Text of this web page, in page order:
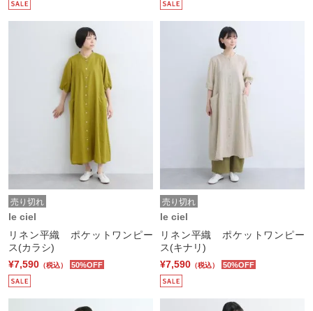
売り切れ
le ciel
リネン平織 ポケットワンピー
ス(カラシ)
¥7,590 （税込） 50%OFF
売り切れ
le ciel
リネン平織 ポケットワンピー
ス(キナリ)
¥7,590 （税込） 50%OFF